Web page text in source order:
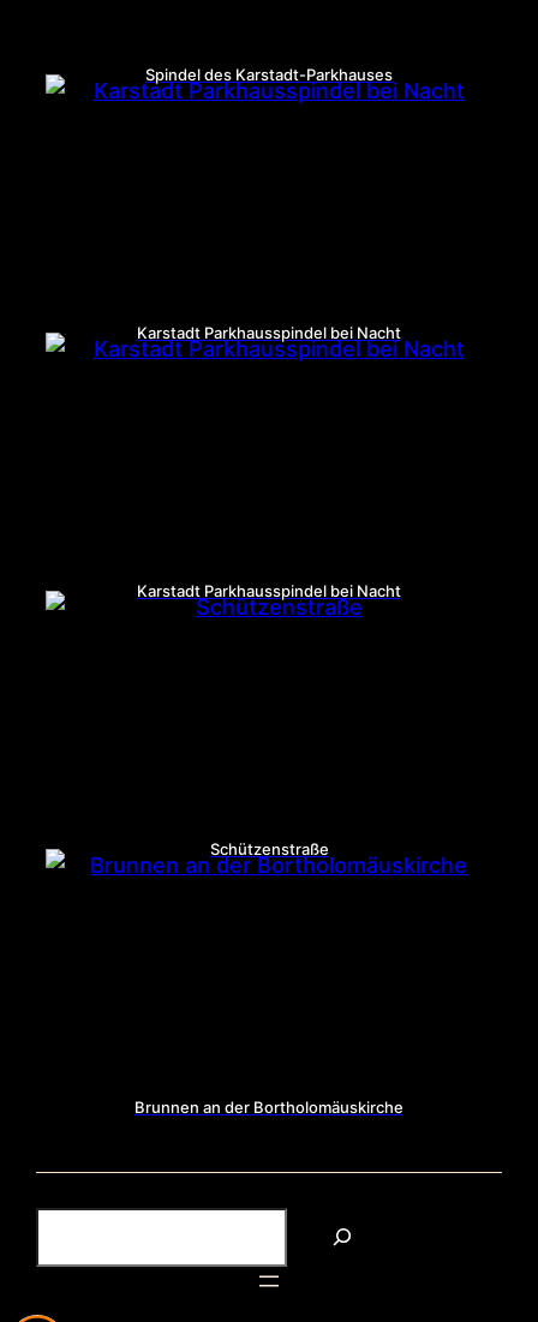
Spindel des Karstadt-Parkhauses
Karstadt Parkhausspindel bei Nacht
Karstadt Parkhausspindel bei Nacht
Schützenstraße
Brunnen an der Bortholomäuskirche